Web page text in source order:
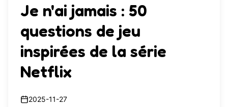
Je n'ai jamais : 50
questions de jeu
inspirées de la série
Netflix
2025-11-27